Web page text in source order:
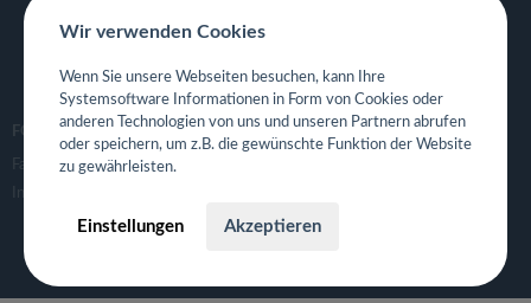
Eigene App für Restaurant
FOLGE UNS
Facebook
Instagram
Wir verwenden Cookies
Wenn Sie unsere Webseiten besuchen, kann Ihre
Systemsoftware Informationen in Form von Cookies oder
anderen Technologien von uns und unseren Partnern abrufen
oder speichern, um z.B. die gewünschte Funktion der Website
zu gewährleisten.
Einstellungen Akzeptieren